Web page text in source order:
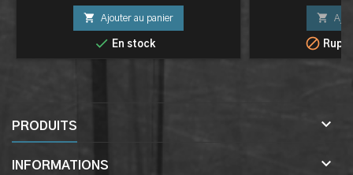
 Ajouter au panier
 En stock


PRODUITS 
INFORMATIONS 